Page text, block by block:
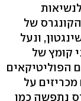
של
ונעל
קומץ של
הפוליטיקאים
על
נתפשה כמו